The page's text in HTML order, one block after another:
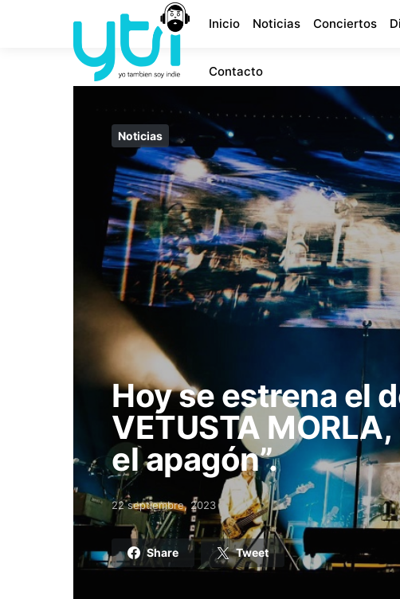
Inicio Noticias Conciertos
Contacto
Noticias
Hoy se estrena el
VETUSTA
el apagón”.
Posted on
22 septiembre, 2023
Share Tweet